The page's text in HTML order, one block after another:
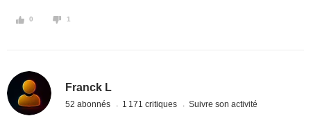
0 1
Franck L
52 abonnés 1 171 critiques Suivre son activité